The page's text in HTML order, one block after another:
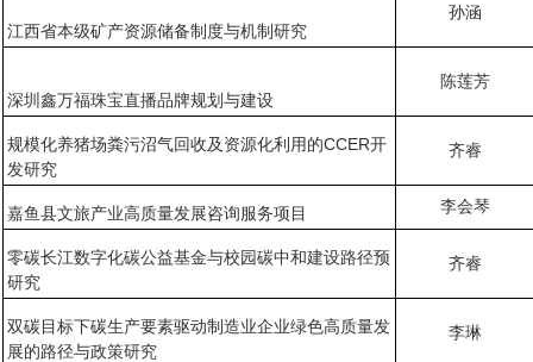
江西省本级矿产资源储备制度与机制研究
孙涵
深圳鑫万福珠宝直播品牌规划与建设
陈莲芳
规模化养猪场粪污沼气回收及资源化利用的CCER开
发研究
齐睿
嘉鱼县文旅产业高质量发展咨询服务项目 李会琴
零碳长江数字化碳公益基金与校园碳中和建设路径预
研究
齐睿
双碳目标下碳生产要素驱动制造业企业绿色高质量发
展的路径与政策研究
李琳